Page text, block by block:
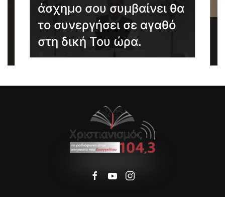
άσχημο σου συμβαίνει θα
το συνεργήσει σε αγαθό
στη δική Του ώρα.